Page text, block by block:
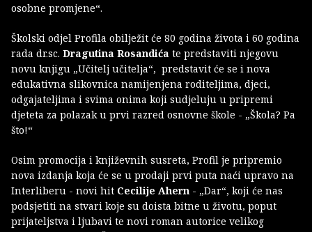
osobne promjene“.
Školski odjel Profila obilježit će 80 godina života i 60 godina
rada dr.sc. Dragutina Rosandića te predstaviti njegovu
novu knjigu „Učitelj učitelja“, predstavit će se i nova
edukativna slikovnica namijenjena roditeljima, djeci,
odgajateljima i svima onima koji sudjeluju u pripremi
djeteta za polazak u prvi razred osnovne škole - „Škola? Pa
što!“
Osim promocija i književnih susreta, Profil je pripremio
nova izdanja koja će se u prodaji prvi puta naći upravo na
Interliberu - novi hit Cecilije Ahern - „Dar“, koji će nas
podsjetiti na stvari koje su doista bitne u životu, poput
prijateljstva i ljubavi te novi roman autorice velikog